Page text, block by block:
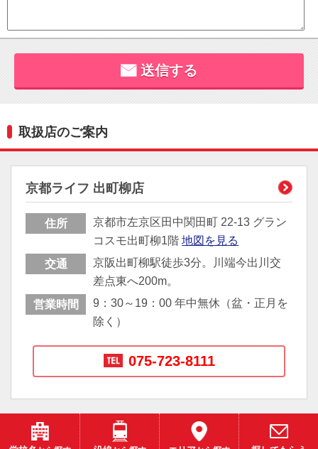
取扱店のご案内
京都ライフ 出町柳店
住所
京都市左京区田中関田町 22-13 グラン
コスモ出町柳1階地図を見る
交通
京阪出町柳駅徒歩3分。川端今出川交
差点東へ200m。
営業時間
9：30～19：00 年中無休（盆・正月を
除く）
075-723-8111